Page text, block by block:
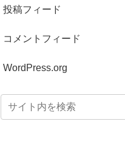
投稿フィード
コメントフィード
WordPress.org